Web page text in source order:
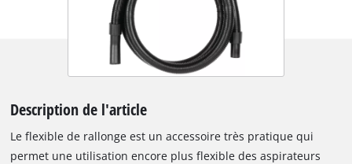
Description de l'article
Le flexible de rallonge est un accessoire très pratique qui
permet une utilisation encore plus flexible des aspirateurs